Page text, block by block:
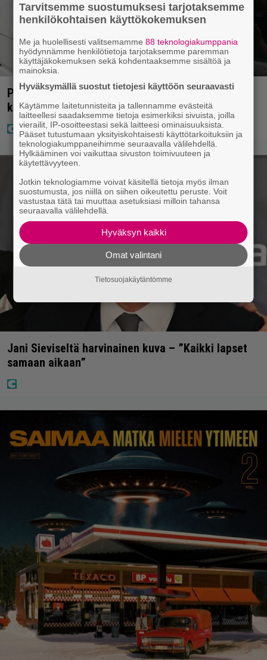
Poliisilla tehovalvonta – tästä kysymys ja näin
kauan kestää
Jani Sieviseltä harvinainen kuva – ”Kaikki lapset
samaan aikaan”
Tarvitsemme suostumuksesi tarjotaksemme
henkilökohtaisen käyttökokemuksen
Me ja huolellisesti valitsemamme88 teknologiakumppania
hyödynnämme henkilötietoja tarjotaksemme paremman
käyttäjäkokemuksen sekä kohdentaaksemme sisältöä ja
mainoksia.
Hyväksymällä suostut tietojesi käyttöön seuraavasti
Käytämme laitetunnisteita ja tallennamme evästeitä
laitteellesi saadaksemme tietoja esimerkiksi sivuista, joilla
vierailit, IP-osoitteestasi sekä laitteesi ominaisuuksista.
Pääset tutustumaan yksityiskohtaisesti käyttötarkoituksiin ja
teknologiakumppaneihimme seuraavalla välilehdellä.
Hylkääminen voi vaikuttaa sivuston toimivuuteen ja
käytettävyyteen.
Jotkin teknologiamme voivat käsitellä tietoja myös ilman
suostumusta, jos niillä on siihen oikeutettu peruste. Voit
vastustaa tätä tai muuttaa asetuksiasi milloin tahansa
seuraavalla välilehdellä.
Hyväksyn kaikki
Omat valintani
Tietosuojakäytäntömme